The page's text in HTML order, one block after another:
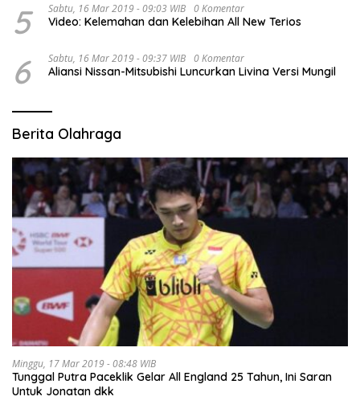
5 Sabtu, 16 Mar 2019 - 09:03 WIB 0 Komentar
Video: Kelemahan dan Kelebihan All New Terios
6 Sabtu, 16 Mar 2019 - 09:37 WIB 0 Komentar
Aliansi Nissan-Mitsubishi Luncurkan Livina Versi Mungil
Berita Olahraga
Minggu, 17 Mar 2019 - 08:48 WIB
Tunggal Putra Paceklik Gelar All England 25 Tahun, Ini Saran
Untuk Jonatan dkk